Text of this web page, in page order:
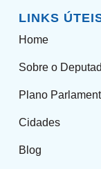
LINKS
Home
Sobre o
Plano
Cidades
Blog